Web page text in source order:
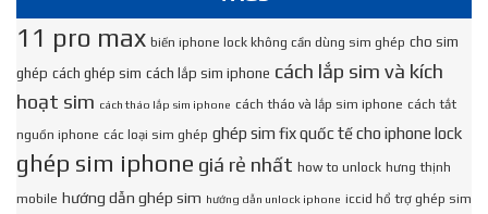
11 pro max biến iphone lock không cần dùng sim ghép cho sim
ghép cách ghép sim cách lắp sim iphone cách lắp sim và kích
hoạt sim cách tháo lắp sim iphone cách tháo và lắp sim iphone cách tắt
nguồn iphone các loại sim ghép ghép sim fix quốc tế cho iphone lock
ghép sim iphone giá rẻ nhất how to unlock hưng thịnh
mobile hướng dẫn ghép sim hướng dẫn unlock iphone iccid hổ trợ ghép sim